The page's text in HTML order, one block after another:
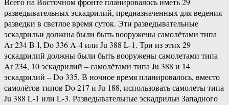
разведывательных эскадрилий, предназначенных для ведения
разведки в светлое время суток. Эти разведывательные
эскадрильи должны были быть вооружены самолётами типа
Ar 234 B-l, Do 336 A-4 или Ju 388 L-1. Три из этих 29
эскадрилий должны были быть вооружены самолетами типа
Ar 234, 10 эскадрилий – самолётами типа Ju 388 и 14
эскадрилий – Do 335. В ночное время планировалось, вместо
самолётов типов Do 217 и Ju 188, использовать самолеты типа
Ju 388 L-1 или L-3. Разведывательные эскадрильи Западного